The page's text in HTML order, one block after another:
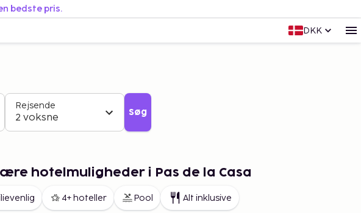
bedste pris.
DKK
Rejsende
2 voksne Søg
hotelmuligheder i Pas de la Casa
4+ hoteller Pool Alt inklusive